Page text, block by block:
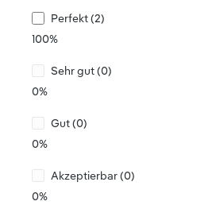
Perfekt (2)
100%
Sehr gut (0)
0%
Gut (0)
0%
Akzeptierbar (0)
0%